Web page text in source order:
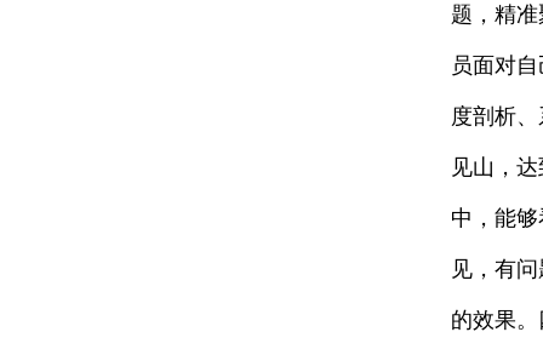
题，精
员面对
度剖析
见山，
中，能
见，有
的效果